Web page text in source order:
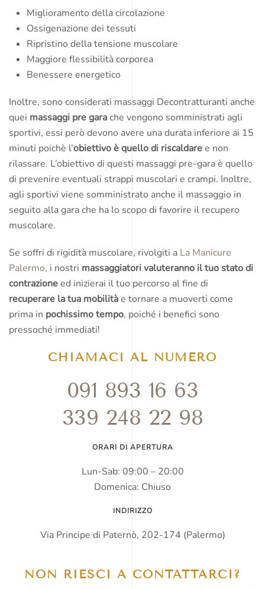
Miglioramento della circolazione
Ossigenazione dei tessuti
Ripristino della tensione muscolare
Maggiore flessibilità corporea
Benessere energetico
Inoltre, sono considerati massaggi Decontratturanti anche
quei massaggi pre garache vengono somministrati agli
sportivi, essi però devono avere una durata inferiore ai 15
minuti poichè l’obiettivo è quello di riscaldaree non
rilassare. L’obiettivo di questi massaggi pre-gara è quello
di prevenire eventuali strappi muscolari e crampi. Inoltre,
agli sportivi viene somministrato anche il massaggio in
seguito alla gara che ha lo scopo di favorire il recupero
muscolare.
Se soffri di rigidità muscolare, rivolgiti a La Manicure
Palermo, i nostri massaggiatori valuteranno il tuo stato di
contrazioneed inizierai il tuo percorso al fine di
recuperare la tua mobilitàe tornare a muoverti come
prima in pochissimo tempo, poiché i benefici sono
pressoché immediati!
CHIAMACI AL NUMERO
091 893 16 63
339 248 22 98
ORARI DI APERTURA
Lun-Sab: 09:00 – 20:00
Domenica: Chiuso
INDIRIZZO
Via Principe di Paternò, 202-174 (Palermo)
NON RIESCI A CONTATTARCI?